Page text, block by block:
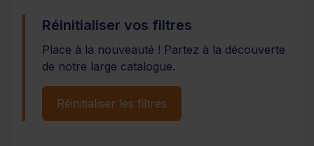
Réinitialiser vos filtres
Place à la nouveauté ! Partez à la découverte
de notre large catalogue.
Réinitialiser les filtres